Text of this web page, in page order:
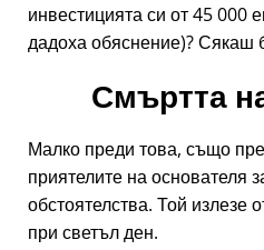
инвестицията си от 45 000
дадоха обяснение)? Сякаш
Смъртта
Малко преди това, също
приятелите на основателя
обстоятелства. Той излезе
при светъл ден.